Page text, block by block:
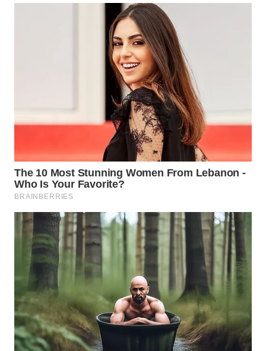
SOLO
WN
WN
NATUNA
WN
BINTAN
WN
MANDALIKA
WN
LIKUPANG
WN